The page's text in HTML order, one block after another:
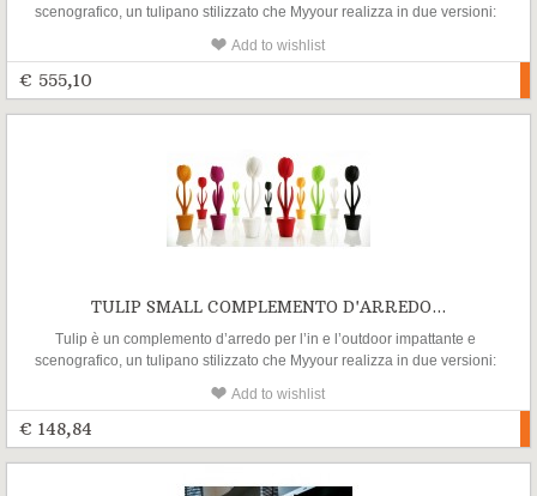
scenografico, un tulipano stilizzato che Myyour realizza in due versioni:
Add to wishlist
€ 555,10
TULIP SMALL COMPLEMENTO D'ARREDO...
Tulip è un complemento d’arredo per l’in e l’outdoor impattante e
scenografico, un tulipano stilizzato che Myyour realizza in due versioni:
Add to wishlist
€ 148,84